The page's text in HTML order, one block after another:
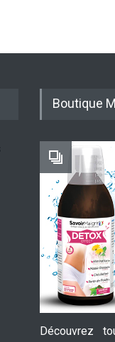
Boutique
Découvrez